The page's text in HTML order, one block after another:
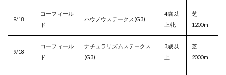
9/18
コーフィール
ド
ハウノウステークス(G3)
4歳以
上牝
芝
1200m
9/18
コーフィール
ド
ナチュラリズムステークス
(G3)
3歳以
上
芝
2000m